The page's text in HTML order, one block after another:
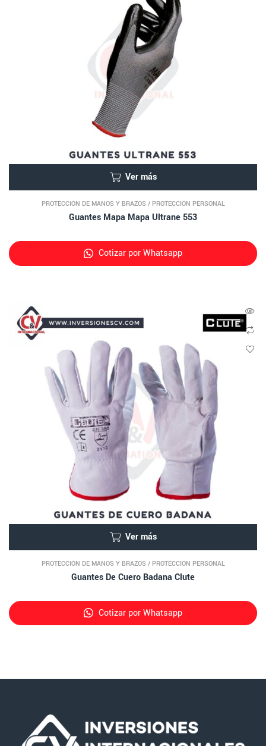
Ver más
PROTECCIÓN DE MANOS Y BRAZOS / PROTECCIÓN PERSONAL
Guantes Mapa Mapa Ultrane 553
Cotizar por Whatsapp
Ver más
PROTECCIÓN DE MANOS Y BRAZOS / PROTECCIÓN PERSONAL
Guantes De Cuero Badana Clute
Cotizar por Whatsapp